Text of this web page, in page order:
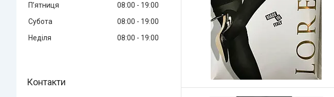
Пʼятниця
08:00
19:00
Субота
08:00
19:00
Неділя
08:00 19:00